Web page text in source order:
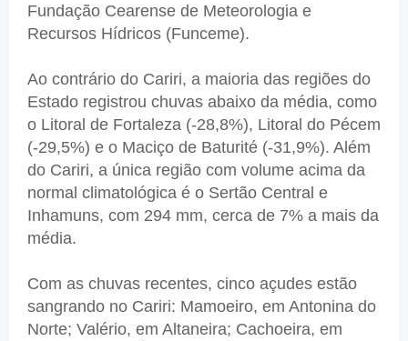
Fundação Cearense de Meteorologia e
Recursos Hídricos (Funceme).
Ao contrário do Cariri, a maioria das regiões do
Estado registrou chuvas abaixo da média, como
o Litoral de Fortaleza (-28,8%), Litoral do Pécem
(-29,5%) e o Maciço de Baturité (-31,9%). Além
do Cariri, a única região com volume acima da
normal climatológica é o Sertão Central e
Inhamuns, com 294 mm, cerca de 7% a mais da
média.
Com as chuvas recentes, cinco açudes estão
sangrando no Cariri: Mamoeiro, em Antonina do
Norte; Valério, em Altaneira; Cachoeira, em